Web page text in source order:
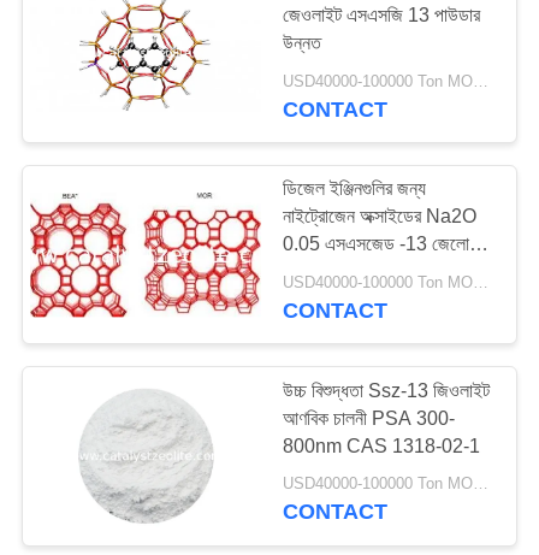
PRIVACY
POLICY
জেওলাইট এসএসজি 13 পাউডার
উন্নত
CONTACT
ডিজেল ইঞ্জিনগুলির জন্য
নাইট্রোজেন অক্সাইডের Na2O
0.05 এসএসজেড -13 জেলোইট
এসসিআর
USD40000-100000 Ton MOQ:1 কিলোগ্রাম
CONTACT
উচ্চ বিশুদ্ধতা Ssz-13 জিওলাইট
আণবিক চালনী PSA 300-
800nm ​​CAS 1318-02-1
USD40000-100000 Ton MOQ:1 কিলোগ্রাম
CONTACT